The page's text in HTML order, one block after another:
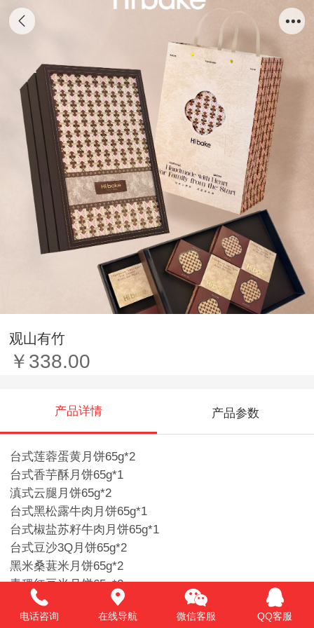
观山有竹
￥338.00
产品详情 产品参数
台式莲蓉蛋黄月饼65g*2
台式香芋酥月饼65g*1
滇式云腿月饼65g*2
台式黑松露牛肉月饼65g*1
台式椒盐苏籽牛肉月饼65g*1
台式豆沙3Q月饼65g*2
黑米桑葚米月饼65g*2
青稞红豆米月饼65g*2
台式卤肉月饼65g*1
电话咨询 在线导航 微信客服 QQ客服